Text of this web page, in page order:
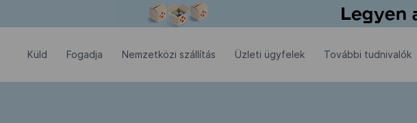
Küld Fogadja Nemzetközi szállítás Üzleti ügyfelek További tudnivalók